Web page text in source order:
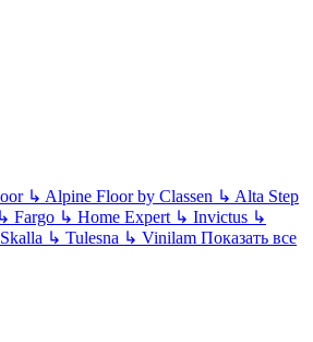
↳ Alpine Floor by Classen ↳ Alta Step
↳ Fargo ↳ Home Expert ↳ Invictus ↳
Skalla ↳ Tulesna ↳ Vinilam Показать все